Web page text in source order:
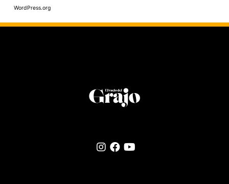
WordPress.org